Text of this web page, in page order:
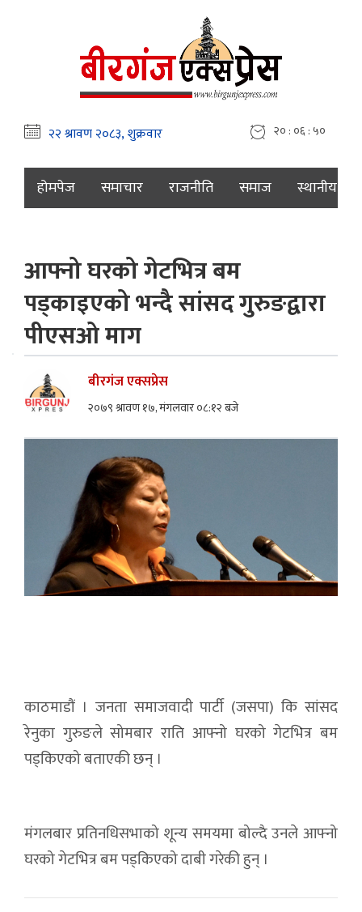
२० : ०६ : ५१
होमपेज समाचार राजनीति समाज स्थानीय
आफ्नो घरको गेटभित्र बम
पड्काइएको भन्दै सांसद गुरुङद्वारा
पीएसओ माग
बीरगंज एक्सप्रेस
२०७९ श्रावण १७, मंगलवार ०८:१२ बजे
काठमाडौं । जनता समाजवादी पार्टी (जसपा) कि सांसद
रेनुका गुरुङले सोमबार राति आफ्नो घरको गेटभित्र बम
पड्किएको बताएकी छन् ।
मंगलबार प्रतिनधिसभाको शून्य समयमा बोल्दै उनले आफ्नो
घरको गेटभित्र बम पड्किएको दाबी गरेकी हुन् ।